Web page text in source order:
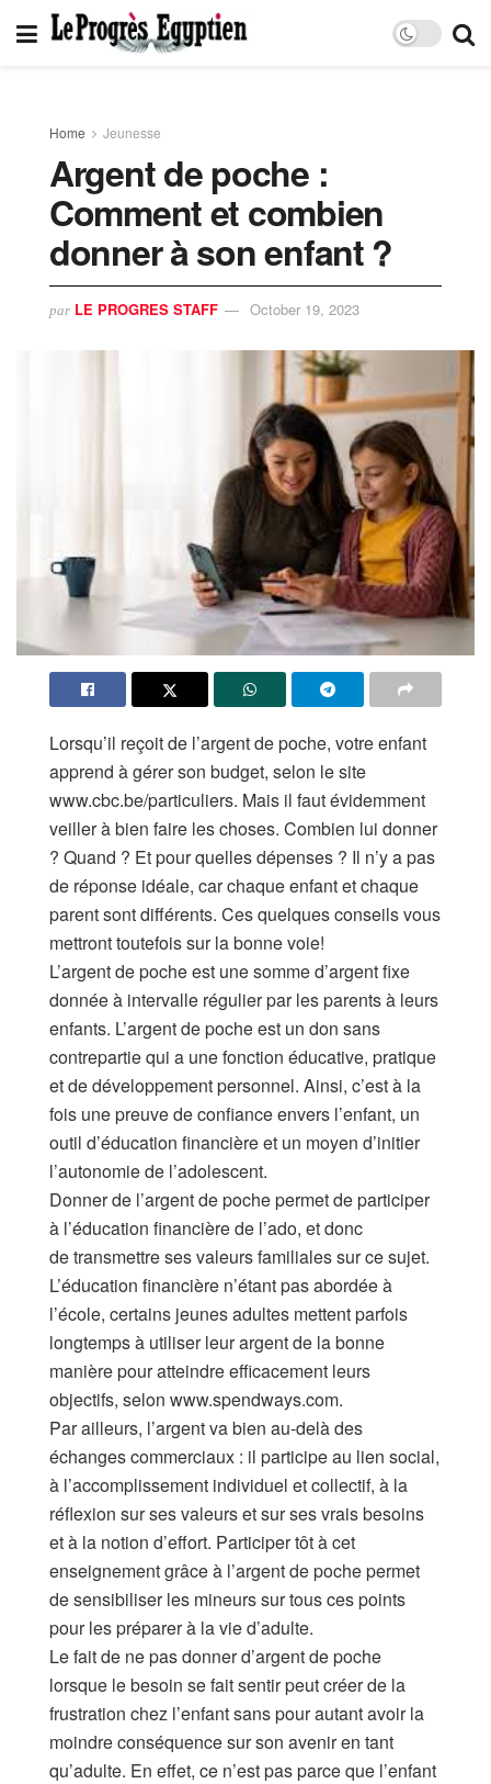
Home Jeunesse
Argent de poche :
Comment et combien
donner à son enfant ?
par LE PROGRES STAFF October 19, 2023
Lorsqu’il reçoit de l’argent de poche, votre enfant
apprend à gérer son budget, selon le site
www.cbc.be/particuliers. Mais il faut évidemment
veiller à bien faire les choses. Combien lui donner
? Quand ? Et pour quelles dépenses ? Il n’y a pas
de réponse idéale, car chaque enfant et chaque
parent sont différents. Ces quelques conseils vous
mettront toutefois sur la bonne voie!
L’argent de poche est une somme d’argent fixe
donnée à intervalle régulier par les parents à leurs
enfants. L’argent de poche est un don sans
contrepartie qui a une fonction éducative, pratique
et de développement personnel. Ainsi, c’est à la
fois une preuve de confiance envers l’enfant, un
outil d’éducation financière et un moyen d’initier
l’autonomie de l’adolescent.
Donner de l’argent de poche permet de participer
à l’éducation financière de l’ado, et donc
de transmettre ses valeurs familiales sur ce sujet.
L’éducation financière n’étant pas abordée à
l’école, certains jeunes adultes mettent parfois
longtemps à utiliser leur argent de la bonne
manière pour atteindre efficacement leurs
objectifs, selon www.spendways.com.
Par ailleurs, l’argent va bien au-delà des
échanges commerciaux : il participe au lien social,
à l’accomplissement individuel et collectif, à la
réflexion sur ses valeurs et sur ses vrais besoins
et à la notion d’effort. Participer tôt à cet
enseignement grâce à l’argent de poche permet
de sensibiliser les mineurs sur tous ces points
pour les préparer à la vie d’adulte.
Le fait de ne pas donner d’argent de poche
lorsque le besoin se fait sentir peut créer de la
frustration chez l’enfant sans pour autant avoir la
moindre conséquence sur son avenir en tant
qu’adulte. En effet, ce n’est pas parce que l’enfant